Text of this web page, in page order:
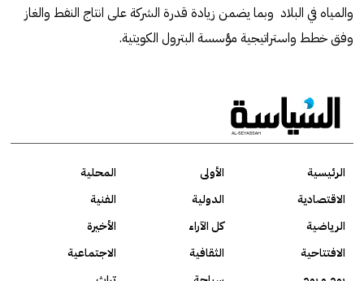
والمياه في البلاد وبما يضمن زيادة قدرة الشركة على انتاج النفط والغاز
وفق خطط واستراتيجية مؤسسة البترول الكويتية.
الرئيسية الأولى
المحلية
الاقتصادية
الدولية
الفنية
الرياضية
كل الآراء
الأخيرة
الافتتاحية
الثقافية
الاجتماعية